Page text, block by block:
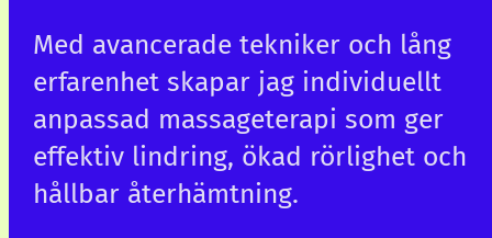
Med avancerade tekniker och lång
erfarenhet skapar jag individuellt
anpassad massageterapi som ger
effektiv lindring, ökad rörlighet och
hållbar återhämtning.